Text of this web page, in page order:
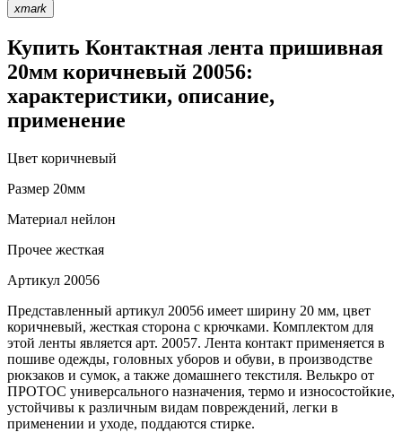
xmark
Купить Контактная лента пришивная
20мм коричневый 20056:
характеристики, описание,
применение
Цвет коричневый
Размер 20мм
Материал нейлон
Прочее жесткая
Артикул 20056
Представленный артикул 20056 имеет ширину 20 мм, цвет
коричневый, жесткая сторона с крючками. Комплектом для
этой ленты является арт. 20057. Лента контакт применяется в
пошиве одежды, головных уборов и обуви, в производстве
рюкзаков и сумок, а также домашнего текстиля. Велькро от
ПРОТОС универсального назначения, термо и износостойкие,
устойчивы к различным видам повреждений, легки в
применении и уходе, поддаются стирке.